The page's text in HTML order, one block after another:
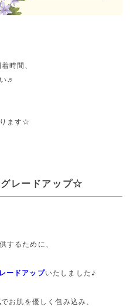
時間、
♬
ます☆
レードアップ☆
するために、
ードアップいたしました♪
でお肌を優しく包み込み、